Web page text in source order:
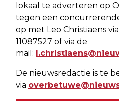
lokaal te adverteren op
tegen een
op met Leo Christiaens
11087527 of via de
mail:
De nieuwsredactie is te
via